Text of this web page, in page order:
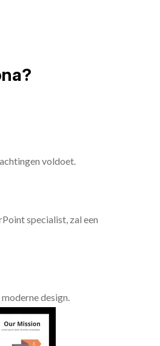
voldoet.
specialist, zal een
design.